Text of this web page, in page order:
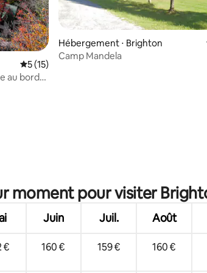
: 4,92 sur 5
Évaluation moyenne sur la base de 15
5 (15)
au bord
Hébergement ⋅ Brighton
Camp Mandela
moment pour visiter
Juin Juil. Août
€ 160 € 159 € 160 €